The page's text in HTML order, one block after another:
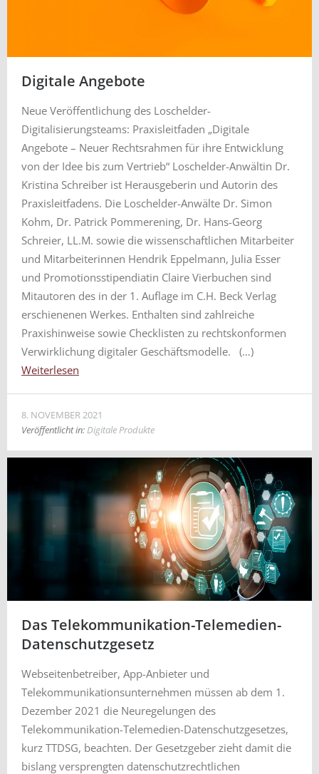
Digitale Angebote
Neue Veröffentlichung des Loschelder-
Digitalisierungsteams: Praxisleitfaden „Digitale
Angebote – Neuer Rechtsrahmen für ihre Entwicklung
von der Idee bis zum Vertrieb“ Loschelder-Anwältin Dr.
Kristina Schreiber ist Herausgeberin und Autorin des
Praxisleitfadens. Die Loschelder-Anwälte Dr. Simon
Kohm, Dr. Patrick Pommerening, Dr. Hans-Georg
Schreier, LL.M. sowie die wissenschaftlichen Mitarbeiter
und Mitarbeiterinnen Hendrik Eppelmann, Julia Esser
und Promotionsstipendiatin Claire Vierbuchen sind
Mitautoren des in der 1. Auflage im C.H. Beck Verlag
erschienenen Werkes. Enthalten sind zahlreiche
Praxishinweise sowie Checklisten zu rechtskonformen
Verwirklichung digitaler Geschäftsmodelle. (…)
Weiterlesen
8. NOVEMBER 2021
Veröffentlicht in: Digitale Produkte
Das Telekommunikation-Telemedien-
Datenschutzgesetz
Webseitenbetreiber, App-Anbieter und
Telekommunikationsunternehmen müssen ab dem 1.
Dezember 2021 die Neuregelungen des
Telekommunikation-Telemedien-Datenschutzgesetzes,
kurz TTDSG, beachten. Der Gesetzgeber zieht damit die
bislang versprengten datenschutzrechtlichen